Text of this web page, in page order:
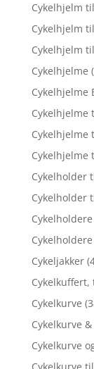
Cykelhjelm
Cykelhjelm
Cykelhjelm
Cykelhjelme
Cykelhjelme
Cykelhjelme
Cykelhjelme
Cykelhjelme
Cykelholder
Cykelholder
Cykeljakker
Cykelkurve
Cykelkurve
Cykelkurve